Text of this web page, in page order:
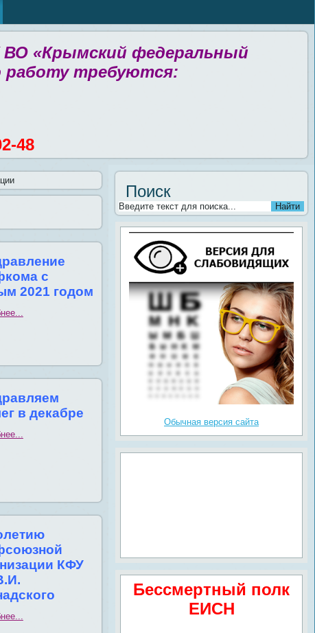
«Крымский федеральный
работу требуются:
48
с
2021 годом
в декабре
КФУ
Поиск
Обычная версия сайта
Бессмертный полк
ЕИСН